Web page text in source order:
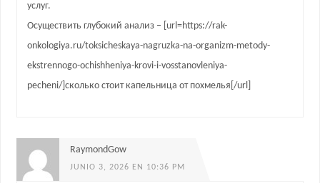
услуг.
Осуществить глубокий анализ – [url=https://rak-
onkologiya.ru/toksicheskaya-nagruzka-na-organizm-metody-
ekstrennogo-ochishheniya-krovi-i-vosstanovleniya-
pecheni/]сколько стоит капельница от похмелья[/url]
RaymondGow
JUNIO 3, 2026 EN 10:36 PM